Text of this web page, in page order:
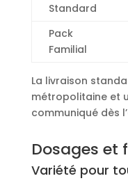
Standard
Pack
Familial
La livraison
métropolitaine et
communiqué dès
Dosages et
Variété pour